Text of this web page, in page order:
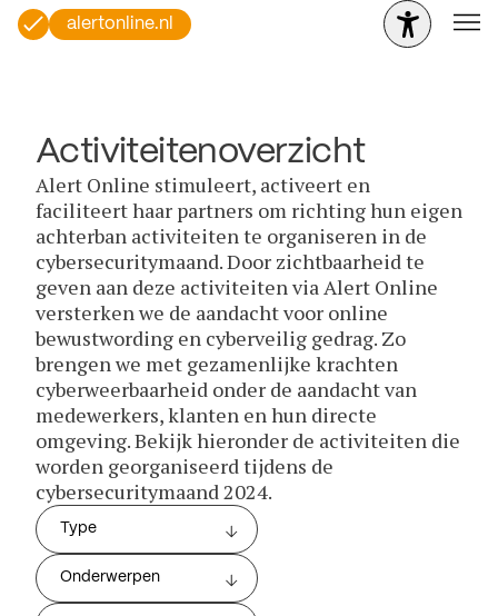
alertonline.nl
Activiteitenoverzicht
Alert Online stimuleert, activeert en
faciliteert haar partners om richting hun eigen
achterban activiteiten te organiseren in de
cybersecuritymaand. Door zichtbaarheid te
geven aan deze activiteiten via Alert Online
versterken we de aandacht voor online
bewustwording en cyberveilig gedrag. Zo
brengen we met gezamenlijke krachten
cyberweerbaarheid onder de aandacht van
medewerkers, klanten en hun directe
omgeving. Bekijk hieronder de activiteiten die
worden georganiseerd tijdens de
cybersecuritymaand 2024.
Type
Onderwerpen